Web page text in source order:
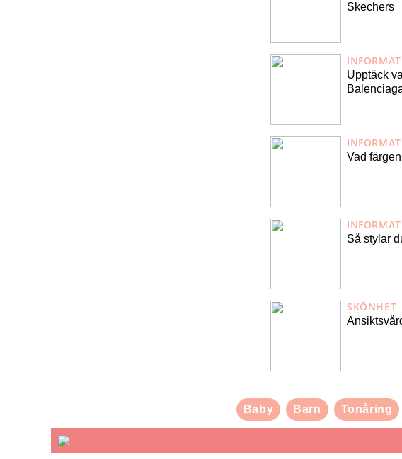
Skechers
Upptäck
Vad
Så stylar
SKÖNHET
Baby Barn Tonåring